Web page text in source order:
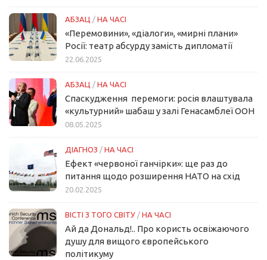
АБЗАЦ / НА ЧАСІ
«Перемовини», «діалоги», «мирні плани»
Росії: театр абсурду замість дипломатії
22.06.2025
АБЗАЦ / НА ЧАСІ
Спаскудження перемоги: росія влаштувала
«культурний» шабаш у залі Генасамблеї ООН
08.05.2025
ДІАГНОЗ / НА ЧАСІ
Ефект «червоної ганчірки»: ще раз до
питання щодо розширення НАТО на схід
20.02.2025
ВІСТІ З ТОГО СВІТУ / НА ЧАСІ
Ай да Дональд!.. Про користь освіжаючого
душу для вищого європейського
політикуму